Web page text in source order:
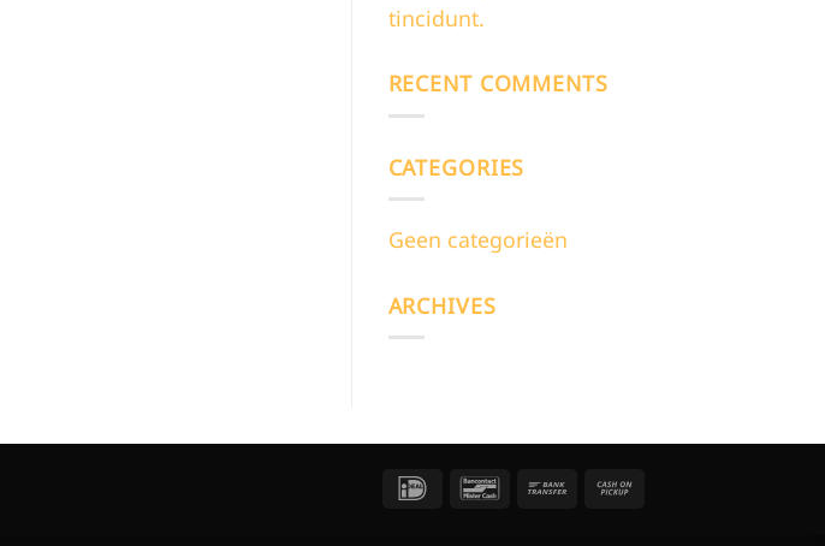
tincidunt.
RECENT COMMENTS
CATEGORIES
Geen categorieën
ARCHIVES
IDeal Bancontact
Bank